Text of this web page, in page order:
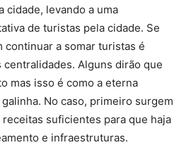
cidade, levando a uma
de turistas pela cidade. Se
continuar a somar turistas é
Alguns dirão que
mas isso é como a eterna
No caso, primeiro surgem
suficientes para que haja
e infraestruturas.